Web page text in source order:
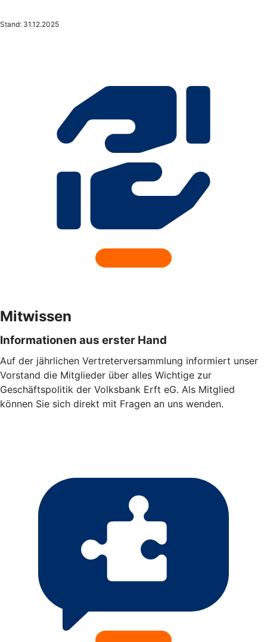
Stand: 31.12.2025
Mitwissen
Informationen aus erster Hand
Auf der jährlichen Vertreterversammlung informiert unser
Vorstand die Mitglieder über alles Wichtige zur
Geschäftspolitik der Volksbank Erft eG. Als Mitglied
können Sie sich direkt mit Fragen an uns wenden.